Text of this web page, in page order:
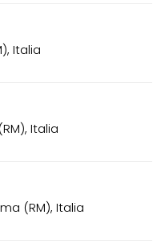
Italia
Italia
(RM), Italia